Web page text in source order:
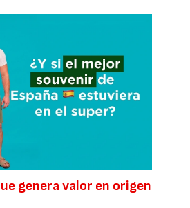
genera valor en origen